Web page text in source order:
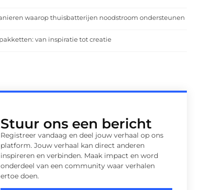
waarop thuisbatterijen noodstroom ondersteunen
van inspiratie tot creatie
Stuur ons een bericht
Registreer vandaag en deel jouw verhaal op ons
platform. Jouw verhaal kan direct anderen
inspireren en verbinden. Maak impact en word
onderdeel van een community waar verhalen
ertoe doen.